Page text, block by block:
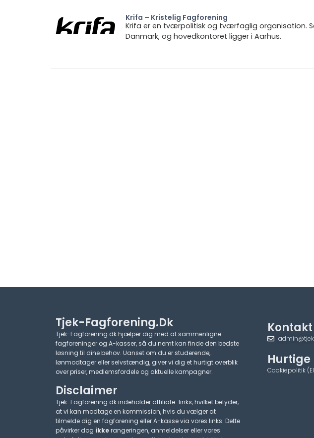
Krifa – Kristelig Fagforening
Krifa er en tværpolitisk og tværfaglig organisation.
Danmark, og hovedkontoret ligger i Aarhus.
Tjek-Fagforening.dk
Tjek-Fagforening.dk hjælper dig med at sammenligne
fagforeninger og A-kasser, så du nemt kan finde den bedste
løsning til dine behov. Uanset om du er studerende,
lønmodtager eller selvstændig, giver vi dig et hurtigt overblik
over priser, medlemsfordele og aktuelle kampagner.​
Disclaimer
Tjek-Fagforening.dk indeholder affiliate-links, hvilket betyder,
at vi kan modtage en kommission, hvis du vælger at
tilmelde dig en fagforening eller A-kasse via vores links. Dette
påvirker dog ikkerangeringen, anmeldelser eller vores
Kontakt
Hurtige
Cookiepolitik